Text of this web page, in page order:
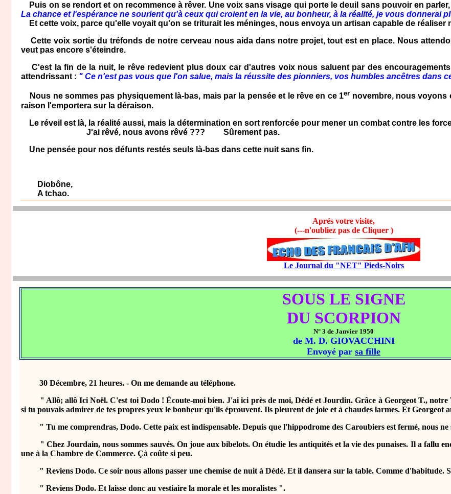
Puis on se rendort et on recommence à rêver. Une voix sans visage qui porte le deuil sans pouvoir en
La chance et l'espérance ne sourient qu'à ceux qui croient en la vie, au bonheur, à la réalité, je vous donnerai
Et cette voix, parce qu'elle voyait qu'on se triturait les méninges, nous envoya un artisan capable de réaliser
Cette voix sortie du tréfonds de notre cerveau nous aida dans notre projet, tout est en place. Nous
veut pas encore s'éteindre.
C'est la fin de la nuit, le rêve redevient plus doux car d'autres voix nous saluent par des
attendrissant : " Ce n'est pas vous que l'on salue, mais la réussite des pionniers, vos humbles ancêtres dans
Nous ne sommes pas physiquement là-bas, mais par la pensée et le rêve en ce 1er novembre, nous voyons
raison l'emportera sur la déraison.
Le réveil est là, la réalité aussi, mais la détermination en sort renforcée pour mener un combat contre les
J'ai rêvé, nous avons rêvé ??? Sûrement pas.
Une pensée pour nos défunts restés seuls là-bas dans cette nuit sans fin.
Diobône,
A tchao.
Aprés votre visite,
(---n'oubliez pas de Cliquer )
Le Journal du "NET" Pieds-Noirs
SOUS LE SIGNE
DU SCORPION
N° 3 de Janvier 1950
de M. D. GIOVACCHINI
Envoyé par sa fille
30 Décembre, 21 heures. - On me demande au téléphone.
" Allô; allô Ici Noël. C'est toi Dodo ! Écoute-moi bien. J'ai ici près de moi, Dédé et Jourdin. Grâce à Georgeot T., notre
si tu pouvais admirer de tes propres yeux le bonheur qu'ils éprouvent. Ils pleurent de joie et à chaudes larmes. Et Georgeot
" Tu me comprendras, Dodo. Cette paix est indispensable. Depuis que l'hippodrome des Caroubiers est fermé, nous ne
" Chez Jourdain, nous sommes sauvés. On joue aux bibelots. On étudie les antiquités et la vie des punaises. Il a fallu
une à la Chambre de Commerce. Çà coûte si peu.
" Reviens Dodo. Ce soir nous allons passer une chemise de nuit à Dédé. Et il dansera sur la table. Comme d'habitude.
" Reviens Dodo. Et laisse donc au vestiaire la morale et les moralistes ".